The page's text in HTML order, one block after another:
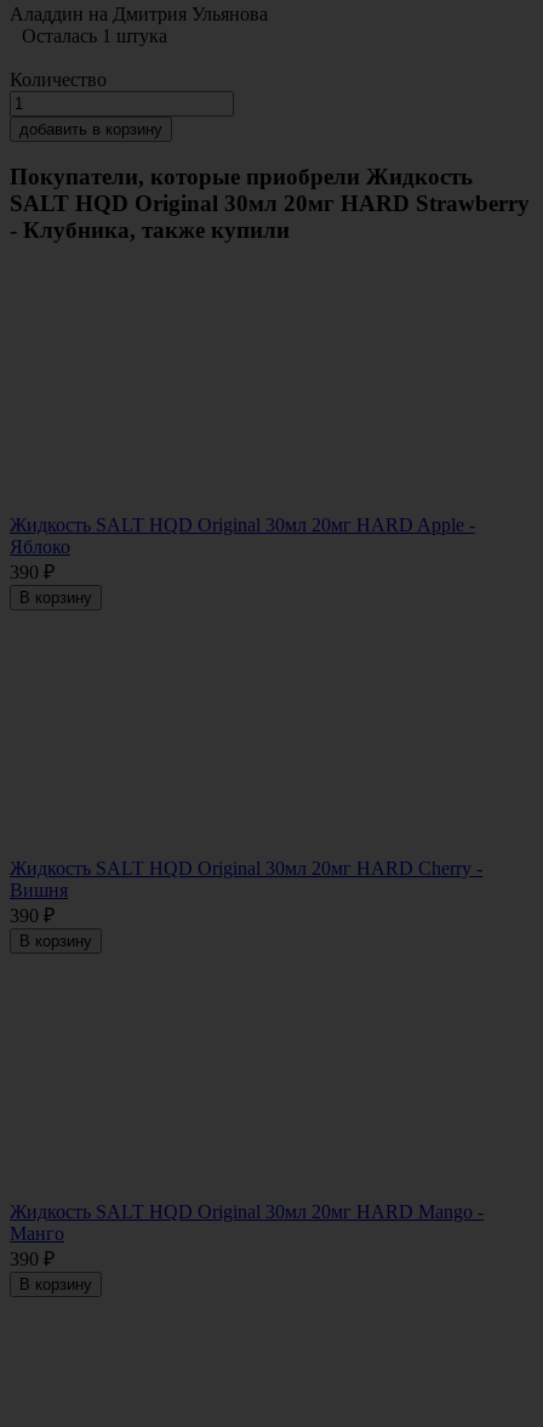
Аладдин на Дмитрия Ульянова
Осталась 1 штука
Количество
добавить в корзину
Покупатели, которые приобрели Жидкость
SALT HQD Original 30мл 20мг HARD Strawberry
- Клубника, также купили
Жидкость SALT HQD Original 30мл 20мг HARD Apple -
Яблоко
390 ₽
В корзину
Жидкость SALT HQD Original 30мл 20мг HARD Cherry -
Вишня
390 ₽
В корзину
Жидкость SALT HQD Original 30мл 20мг HARD Mango -
Манго
390 ₽
В корзину